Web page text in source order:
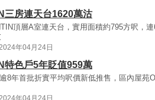
三房連天台1620萬沽
頂層A室連天台，實用面積約795方呎，
年04月24日
特色戶5年貶值959萬
8年首批折實平均呎價新低推售，區內屋苑
年04月24日